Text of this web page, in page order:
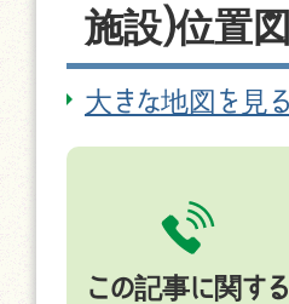
施設)位置図
大きな地図を見
この記事に関する